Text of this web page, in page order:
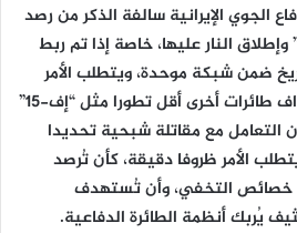
الجوي الإيرانية سالفة الذكر من رصد
الأميركية “إف-35” وإطلاق النار عليها، خاصة إذا تم ربط
ضمن شبكة موحدة، ويتطلب الأمر
أقل من ذلك بكثير لاستهداف طائرات أخرى أقل تطورا مثل “إف-15”
التعامل مع مقاتلة شبحية تحديدا
الأمر ظروفا دقيقة، كأن تُرصد
خصائص التخفي، وأن تُستهدف
يُربك أنظمة الطائرة الدفاعية.